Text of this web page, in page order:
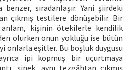
sıradanlaşır. Yani şiirdeki
çıkmış testilere dönüşebilir. Bir
kişinin ötekilerle kendilik
olurken onun yokluğu ise bütün
onlarla eşitler. Bu boşluk duygusu
ipi kopmuş bir uçurtmaya
sinek, aynı tezgâhtan çıkmış